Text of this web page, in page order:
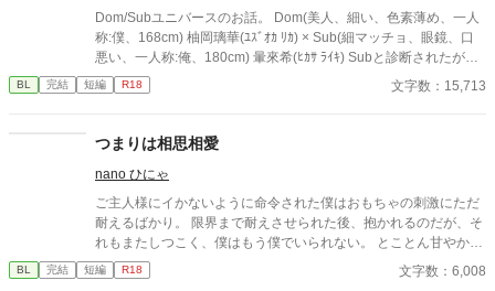
Dom/Subユニバースのお話。 Dom(美人、細い、色素薄め、一人
称:僕、168cm) 柚岡璃華(ﾕｽﾞｵｶ ﾘｶ) × Sub(細マッチョ、眼鏡、口
悪い、一人称:俺、180cm) 暈來希(ﾋｶｻ ﾗｲｷ) Subと診断されたがラ
ンクが高すぎて誰のcommandも効かず、周りからはNeutralまた
は見た目からDomだと思われていた暈來希。 小柄で美人な容姿、
璃華。 この二人が出会いパートナーになるまでのお話。 完結済
み、5日間に分けて投稿。
BL 完結 短編 R18 文字数：15,713
つまりは相思相愛
nano ひにゃ
ご主人様にイかないように命令された僕はおもちゃの刺激にただ
耐えるばかり。 限界まで耐えさせられた後、抱かれるのだが、そ
れもまたしつこく、僕はもう僕でいられない。 とことん甘やかし
たいご主人様は目的達成のために僕を追い詰めるだけの短い話で
す。 最初からＲ表現です、ご注意ください。
BL 完結 短編 R18 文字数：6,008